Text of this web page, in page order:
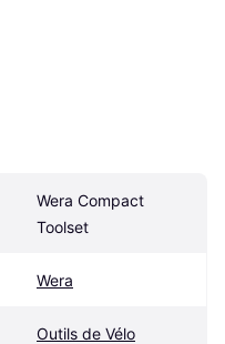
Wera Compact
Toolset
Wera
Outils de Vélo